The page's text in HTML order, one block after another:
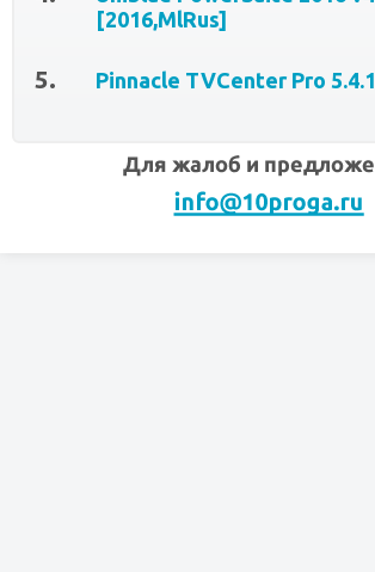
[2016,MlRus]
Pinnacle TVCenter Pro